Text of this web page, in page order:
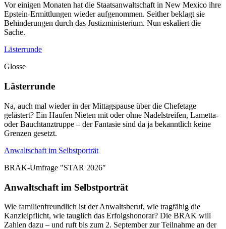
Vor einigen Monaten hat die Staatsanwaltschaft in New Mexico ihre
Epstein-Ermittlungen wieder aufgenommen. Seither beklagt sie
Behinderungen durch das Justizministerium. Nun eskaliert die
Sache.
Lästerrunde
Glosse
Lästerrunde
Na, auch mal wieder in der Mittagspause über die Chefetage
gelästert? Ein Haufen Nieten mit oder ohne Nadelstreifen, Lametta-
oder Bauchtanztruppe – der Fantasie sind da ja bekanntlich keine
Grenzen gesetzt.
Anwaltschaft im Selbstporträt
BRAK-Umfrage "STAR 2026"
Anwaltschaft im Selbstporträt
Wie familienfreundlich ist der Anwaltsberuf, wie tragfähig die
Kanzleipflicht, wie tauglich das Erfolgshonorar? Die BRAK will
Zahlen dazu – und ruft bis zum 2. September zur Teilnahme an der